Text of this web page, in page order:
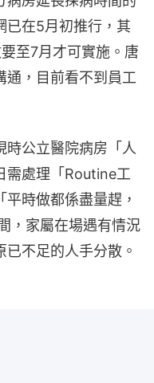
已在5月初推行，其
至7月才可實施。唐
通，目前看不到員工
時公立醫院病房「人
需處理「Routine工
時做都係盡量趕，
，家屬在場遇有情況
不足的人手分散。